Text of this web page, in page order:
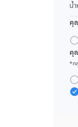
น้
คุ
คุ
*ก